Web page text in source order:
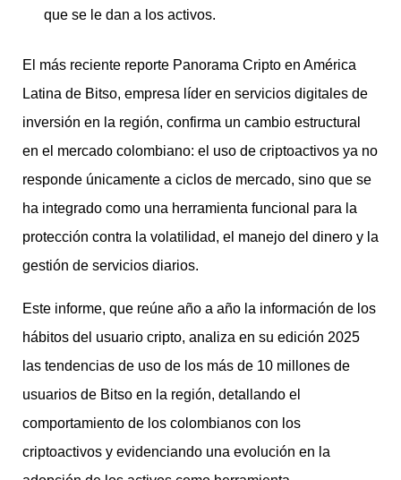
que se le dan a los activos.
El más reciente reporte Panorama Cripto en América
Latina de Bitso, empresa líder en servicios digitales de
inversión en la región, confirma un cambio estructural
en el mercado colombiano: el uso de criptoactivos ya no
responde únicamente a ciclos de mercado, sino que se
ha integrado como una herramienta funcional para la
protección contra la volatilidad, el manejo del dinero y la
gestión de servicios diarios.
Este informe, que reúne año a año la información de los
hábitos del usuario cripto, analiza en su edición 2025
las tendencias de uso de los más de 10 millones de
usuarios de Bitso en la región, detallando el
comportamiento de los colombianos con los
criptoactivos y evidenciando una evolución en la